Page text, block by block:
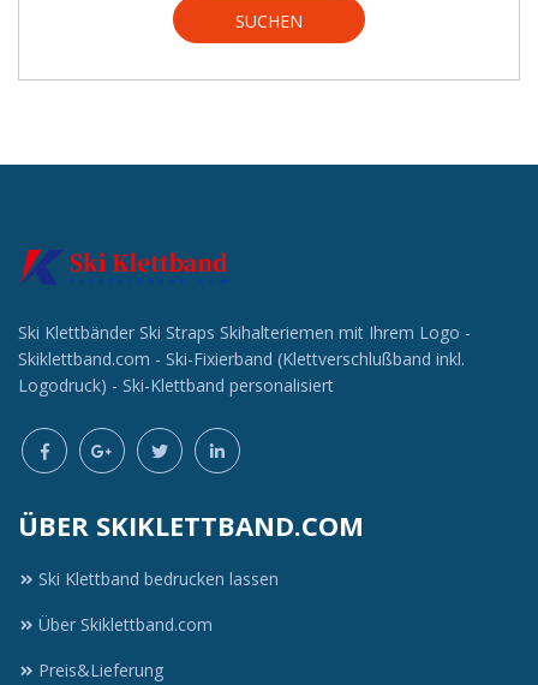
SUCHEN
Ski Klettbänder Ski Straps Skihalteriemen mit Ihrem Logo -
Skiklettband.com - Ski-Fixierband (Klettverschlußband inkl.
Logodruck) - Ski-Klettband personalisiert
ÜBER SKIKLETTBAND.COM
Ski Klettband bedrucken lassen
Über Skiklettband.com
Preis&Lieferung